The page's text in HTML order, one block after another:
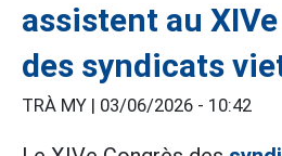
assistent au
des syndicats
TRÀ MY | 03/06/2026 - 10:42